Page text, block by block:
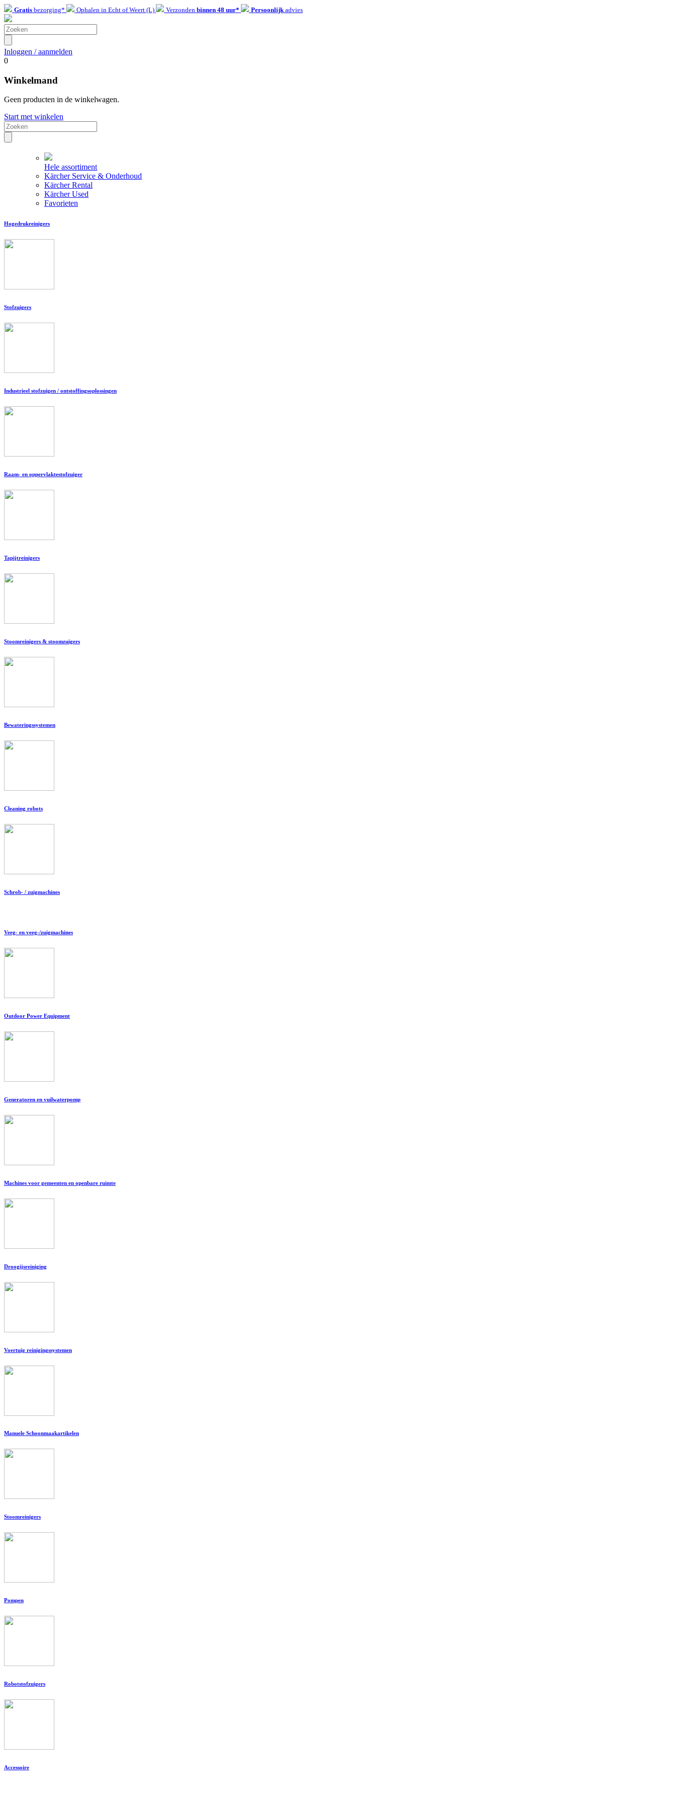
Gratis bezorging* Ophalen in Echt of Weert (L) Verzonden binnen 48 uur* Persoonlijkadvies
Inloggen / aanmelden
0
Winkelmand
Geen producten in de winkelwagen.
Start met winkelen
Hele assortiment
Kärcher Service & Onderhoud
Kärcher Rental
Kärcher Used
Favorieten
Hogedrukreinigers
Stofzuigers
Industrieel stofzuigen / ontstoffingsoplossingen
Raam- en oppervlaktestofzuiger
Tapijtreinigers
Stoomreinigers & stoomzuigers
Bewateringssystemen
Cleaning robots
Schrob- / zuigmachines
Veeg- en veeg-/zuigmachines
Outdoor Power Equipment
Generatoren en vuilwaterpomp
Machines voor gemeenten en openbare ruimte
Droogijsreiniging
Voertuig reinigingssystemen
Manuele Schoonmaakartikelen
Stoomreinigers
Pompen
Robotstofzuigers
Accessoire